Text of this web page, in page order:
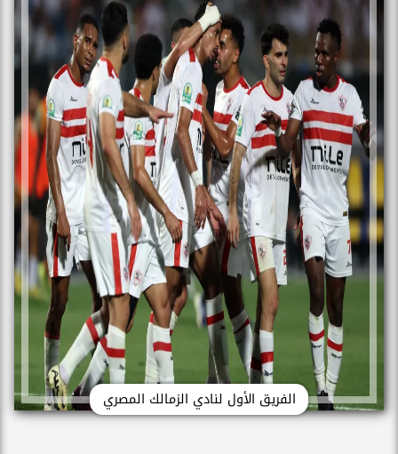
الفريق الأول لنادي الزمالك المصري